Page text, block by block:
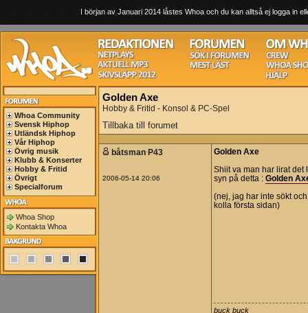
I början av Januari 2014 låstes Whoa och du kan alltså ej logga in
Whoa Community
Svensk Hiphop
Utländsk Hiphop
Vår Hiphop
Övrig musik
Klubb & Konserter
Hobby & Fritid
Övrigt
Specialforum
Whoa Shop
Kontakta Whoa
Golden Axe
Hobby & Fritid - Konsol & PC-Spel
Tillbaka till forumet
båtsman P43
2006-05-14 20:06
Golden Axe
Shiit va man har lirat det
syn på detta : Golden
(nej, jag har inte sökt
kolla första sidan)
buck buck